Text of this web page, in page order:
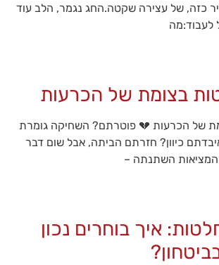
כזה, של עצירה שקטה.החג נגמר, הלב עוד
לעבוד:מה
בצומת של הכרעות
של הכרעות 💔 פוטרתם? השחיקה גומרת
כיוון? חזרתם הביתה, אבל שום דבר
המציאות השתנתה –
איך בוחרים נכון